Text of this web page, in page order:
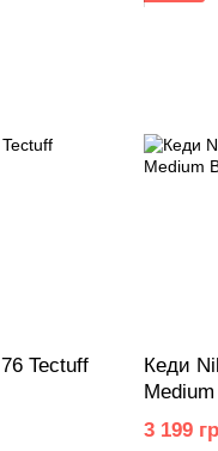
Tectuff
Кеди
FQ8903-
3 199